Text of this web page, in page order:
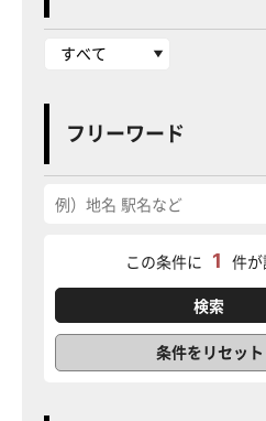
フリーワード
この条件に 1 件が
条件をリセット